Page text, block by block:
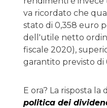
va ricordato che
stato di 0,358 euro
dell'utile netto
fiscale 2020),
garantito previsto di
E ora? La risposta la
politica dei